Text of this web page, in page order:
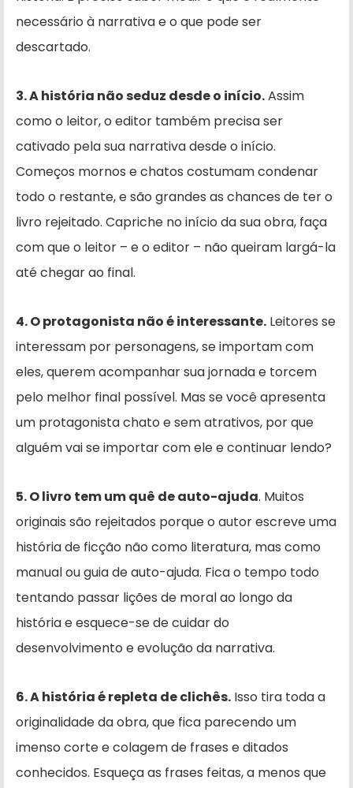
necessário à narrativa e o que pode ser
descartado.
3. A história não seduz desde o início.Assim
como o leitor, o editor também precisa ser
cativado pela sua narrativa desde o início.
Começos mornos e chatos costumam condenar
todo o restante, e são grandes as chances de ter o
livro rejeitado. Capriche no início da sua obra, faça
com que o leitor – e o editor – não queiram largá-la
até chegar ao final.
4. O protagonista não é interessante. Leitores se
interessam por personagens, se importam com
eles, querem acompanhar sua jornada e torcem
pelo melhor final possível. Mas se você apresenta
um protagonista chato e sem atrativos, por que
alguém vai se importar com ele e continuar lendo?
5. O livro tem um quê de auto-ajuda. Muitos
originais são rejeitados porque o autor escreve uma
história de ficção não como literatura, mas como
manual ou guia de auto-ajuda. Fica o tempo todo
tentando passar lições de moral ao longo da
história e esquece-se de cuidar do
desenvolvimento e evolução da narrativa.
6. A história é repleta de clichês. Isso tira toda a
originalidade da obra, que fica parecendo um
imenso corte e colagem de frases e ditados
conhecidos. Esqueça as frases feitas, a menos que